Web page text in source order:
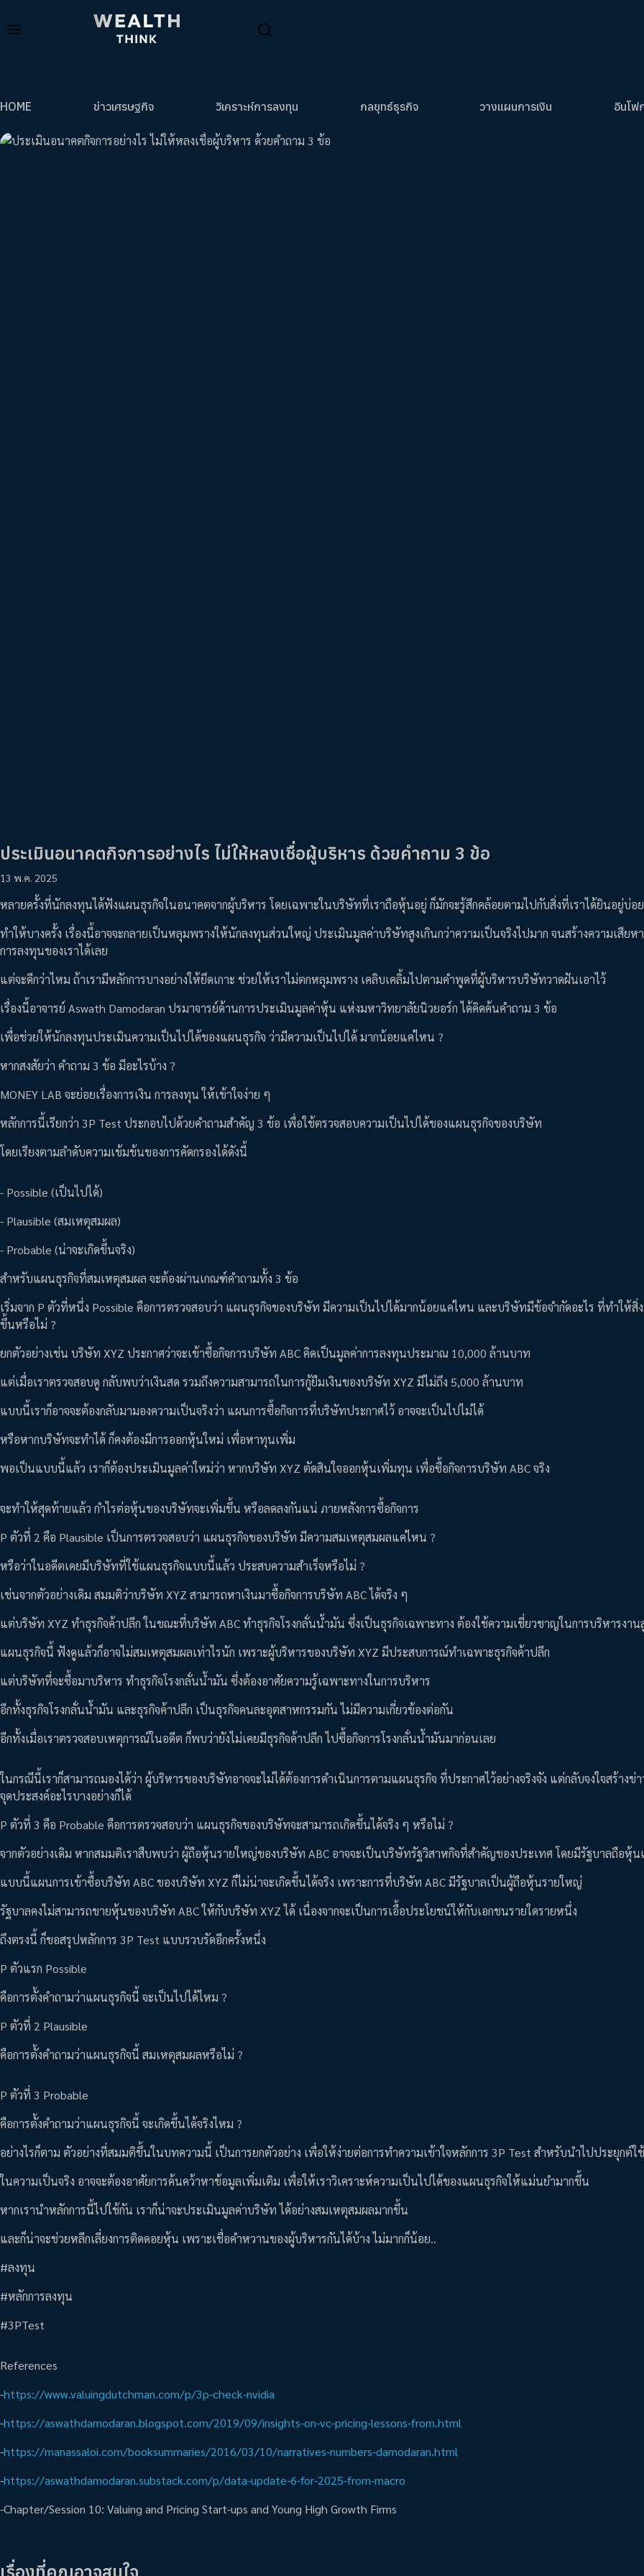
HOME ข่าวเศรษฐกิจ วิเคราะห์การลงทุน กลยุทธ์ธุรกิจ วางแผนการเงิน อินโฟ
ประเมินอนาคตกิจการอย่างไร ไม่ให้หลงเชื่อผู้บริหาร ด้วยคำถาม 3 ข้อ
13 พ.ค. 2025
หลายครั้งที่นักลงทุนได้ฟังแผนธุรกิจในอนาคตจากผู้บริหาร โดยเฉพาะในบริษัทที่เราถือหุ้นอยู่ ก็มักจะรู้สึกคล้อยตามไปกับสิ่งที่เราได้ยินอยู่บ่อ
ทำให้บางครั้ง เรื่องนี้อาจจะกลายเป็นหลุมพรางให้นักลงทุนส่วนใหญ่ ประเมินมูลค่าบริษัทสูงเกินกว่าความเป็นจริงไปมาก จนสร้างความเสียห
การลงทุนของเราได้เลย
แต่จะดีกว่าไหม ถ้าเรามีหลักการบางอย่างให้ยึดเกาะ ช่วยให้เราไม่ตกหลุมพราง เคลิบเคลิ้มไปตามคำพูดที่ผู้บริหารบริษัทวาดฝันเอาไว้
เรื่องนี้อาจารย์ Aswath Damodaran ปรมาจารย์ด้านการประเมินมูลค่าหุ้น แห่งมหาวิทยาลัยนิวยอร์ก ได้คิดค้นคำถาม 3 ข้อ
เพื่อช่วยให้นักลงทุนประเมินความเป็นไปได้ของแผนธุรกิจ ว่ามีความเป็นไปได้ มากน้อยแค่ไหน ?
หากสงสัยว่า คำถาม 3 ข้อ มีอะไรบ้าง ?
MONEY LAB จะย่อยเรื่องการเงิน การลงทุน ให้เข้าใจง่าย ๆ
หลักการนี้เรียกว่า 3P Test ประกอบไปด้วยคำถามสำคัญ 3 ข้อ เพื่อใช้ตรวจสอบความเป็นไปได้ของแผนธุรกิจของบริษัท
โดยเรียงตามลำดับความเข้มข้นของการคัดกรองได้ดังนี้
- Possible (เป็นไปได้)
- Plausible (สมเหตุสมผล)
- Probable (น่าจะเกิดขึ้นจริง)
สำหรับแผนธุรกิจที่สมเหตุสมผล จะต้องผ่านเกณฑ์คำถามทั้ง 3 ข้อ
เริ่มจาก P ตัวที่หนึ่ง Possible คือการตรวจสอบว่า แผนธุรกิจของบริษัท มีความเป็นไปได้มากน้อยแค่ไหน และบริษัทมีข้อจำกัดอะไร ที่ทำให้สิ่ง
ขึ้นหรือไม่ ?
ยกตัวอย่างเช่น บริษัท XYZ ประกาศว่าจะเข้าซื้อกิจการบริษัท ABC คิดเป็นมูลค่าการลงทุนประมาณ 10,000 ล้านบาท
แต่เมื่อเราตรวจสอบดู กลับพบว่าเงินสด รวมถึงความสามารถในการกู้ยืมเงินของบริษัท XYZ มีไม่ถึง 5,000 ล้านบาท
แบบนี้เราก็อาจจะต้องกลับมามองความเป็นจริงว่า แผนการซื้อกิจการที่บริษัทประกาศไว้ อาจจะเป็นไปไม่ได้
หรือหากบริษัทจะทำได้ ก็คงต้องมีการออกหุ้นใหม่ เพื่อหาทุนเพิ่ม
พอเป็นแบบนี้แล้ว เราก็ต้องประเมินมูลค่าใหม่ว่า หากบริษัท XYZ ตัดสินใจออกหุ้นเพิ่มทุน เพื่อซื้อกิจการบริษัท ABC จริง
จะทำให้สุดท้ายแล้ว กำไรต่อหุ้นของบริษัทจะเพิ่มขึ้น หรือลดลงกันแน่ ภายหลังการซื้อกิจการ
P ตัวที่ 2 คือ Plausible เป็นการตรวจสอบว่า แผนธุรกิจของบริษัท มีความสมเหตุสมผลแค่ไหน ?
หรือว่าในอดีตเคยมีบริษัทที่ใช้แผนธุรกิจแบบนี้แล้ว ประสบความสำเร็จหรือไม่ ?
เช่นจากตัวอย่างเดิม สมมติว่าบริษัท XYZ สามารถหาเงินมาซื้อกิจการบริษัท ABC ได้จริง ๆ
แต่บริษัท XYZ ทำธุรกิจค้าปลีก ในขณะที่บริษัท ABC ทำธุรกิจโรงกลั่นน้ำมัน ซึ่งเป็นธุรกิจเฉพาะทาง ต้องใช้ความเชี่ยวชาญในการบริหารงาน
แผนธุรกิจนี้ ฟังดูแล้วก็อาจไม่สมเหตุสมผลเท่าไรนัก เพราะผู้บริหารของบริษัท XYZ มีประสบการณ์ทำเฉพาะธุรกิจค้าปลีก
แต่บริษัทที่จะซื้อมาบริหาร ทำธุรกิจโรงกลั่นน้ำมัน ซึ่งต้องอาศัยความรู้เฉพาะทางในการบริหาร
อีกทั้งธุรกิจโรงกลั่นน้ำมัน และธุรกิจค้าปลีก เป็นธุรกิจคนละอุตสาหกรรมกัน ไม่มีความเกี่ยวข้องต่อกัน
อีกทั้งเมื่อเราตรวจสอบเหตุการณ์ในอดีต ก็พบว่ายังไม่เคยมีธุรกิจค้าปลีก ไปซื้อกิจการโรงกลั่นน้ำมันมาก่อนเลย
ในกรณีนี้เราก็สามารถมองได้ว่า ผู้บริหารของบริษัทอาจจะไม่ได้ต้องการดำเนินการตามแผนธุรกิจ ที่ประกาศไว้อย่างจริงจัง แต่กลับจงใจสร้างข่
จุดประสงค์อะไรบางอย่างก็ได้
P ตัวที่ 3 คือ Probable คือการตรวจสอบว่า แผนธุรกิจของบริษัทจะสามารถเกิดขึ้นได้จริง ๆ หรือไม่ ?
จากตัวอย่างเดิม หากสมมติเราสืบพบว่า ผู้ถือหุ้นรายใหญ่ของบริษัท ABC อาจจะเป็นบริษัทรัฐวิสาหกิจที่สำคัญของประเทศ โดยมีรัฐบาลถือหุ้น
แบบนี้แผนการเข้าซื้อบริษัท ABC ของบริษัท XYZ ก็ไม่น่าจะเกิดขึ้นได้จริง เพราะการที่บริษัท ABC มีรัฐบาลเป็นผู้ถือหุ้นรายใหญ่
รัฐบาลคงไม่สามารถขายหุ้นของบริษัท ABC ให้กับบริษัท XYZ ได้ เนื่องจากจะเป็นการเอื้อประโยชน์ให้กับเอกชนรายใดรายหนึ่ง
ถึงตรงนี้ ก็ขอสรุปหลักการ 3P Test แบบรวบรัดอีกครั้งหนึ่ง
P ตัวแรก Possible
คือการตั้งคำถามว่าแผนธุรกิจนี้ จะเป็นไปได้ไหม ?
P ตัวที่ 2 Plausible
คือการตั้งคำถามว่าแผนธุรกิจนี้ สมเหตุสมผลหรือไม่ ?
P ตัวที่ 3 Probable
คือการตั้งคำถามว่าแผนธุรกิจนี้ จะเกิดขึ้นได้จริงไหม ?
อย่างไรก็ตาม ตัวอย่างที่สมมติขึ้นในบทความนี้ เป็นการยกตัวอย่าง เพื่อให้ง่ายต่อการทำความเข้าใจหลักการ 3P Test สำหรับนำไปประยุกต์ใ
ในความเป็นจริง อาจจะต้องอาศัยการค้นคว้าหาข้อมูลเพิ่มเติม เพื่อให้เราวิเคราะห์ความเป็นไปได้ของแผนธุรกิจให้แม่นยำมากขึ้น
หากเรานำหลักการนี้ไปใช้กัน เราก็น่าจะประเมินมูลค่าบริษัท ได้อย่างสมเหตุสมผลมากขึ้น
และก็น่าจะช่วยหลีกเลี่ยงการติดดอยหุ้น เพราะเชื่อคำหวานของผู้บริหารกันได้บ้าง ไม่มากก็น้อย..
#ลงทุน
#หลักการลงทุน
#3PTest
References
-https://www.valuingdutchman.com/p/3p-check-nvidia
-https://aswathdamodaran.blogspot.com/2019/09/insights-on-vc-pricing-lessons-from.html
-https://manassaloi.com/booksummaries/2016/03/10/narratives-numbers-damodaran.html
-https://aswathdamodaran.substack.com/p/data-update-6-for-2025-from-macro
-Chapter/Session 10: Valuing and Pricing Start-ups and Young High Growth Firms